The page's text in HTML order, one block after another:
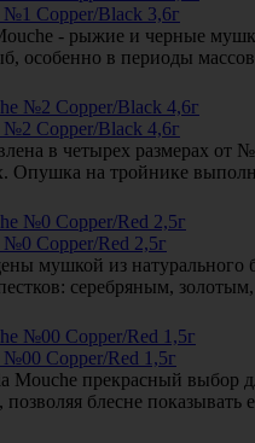
№1 Copper/Black 3,6г
- рыжие и черные
особенно в периоды
№2 Copper/Black 4,6г
в четырех размерах
Опушка на тройнике
№0 Copper/Red 2,5г
мушкой из натурального
серебряным,
Copper/Red 1,5г
Mouche прекрасный выбор
позволяя блесне